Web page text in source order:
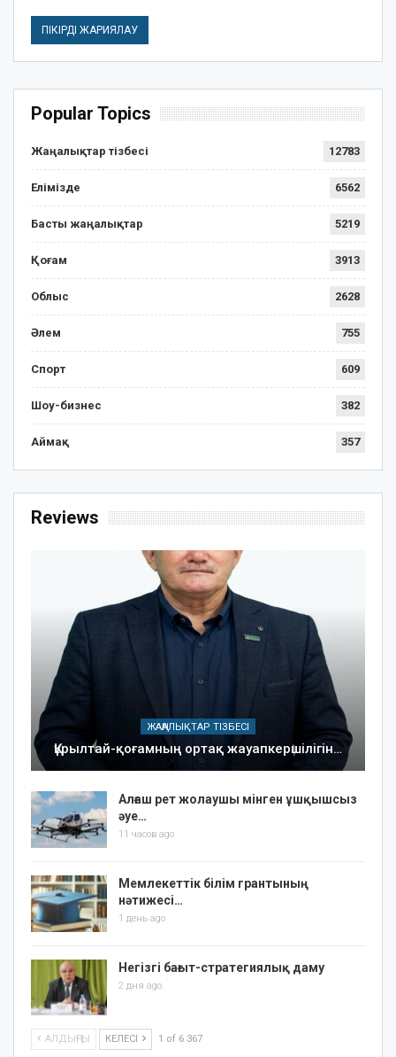
Popular Topics
Жаңалықтар тізбесі 12783
Елімізде 6562
Басты жаңалықтар 5219
Қоғам 3913
Облыс 2628
Әлем 755
Спорт 609
Шоу-бизнес 382
Аймақ 357
Reviews
ЖАҢАЛЫҚТАР ТІЗБЕСІ
Құрылтай-қоғамның ортақ жауапкершілігін…
Алғаш рет жолаушы мінген ұшқышсыз
әуе…
11 часов ago
Мемлекеттік білім грантының
нәтижесі…
1 день ago
Негізгі бағыт-стратегиялық даму
2 дня ago
АЛДЫҢҒЫ КЕЛЕСІ 1 of 6 367